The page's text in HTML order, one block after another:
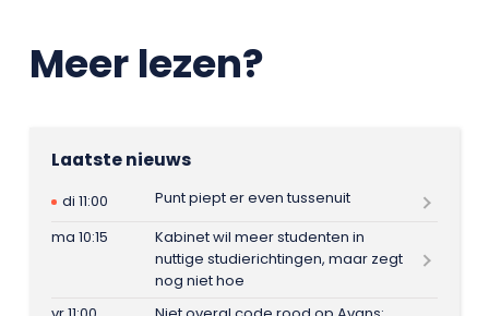
Meer lezen?
Laatste nieuws
di 11:00
Punt piept er even tussenuit
ma 10:15
Kabinet wil meer studenten in
nuttige studierichtingen, maar zegt
nog niet hoe